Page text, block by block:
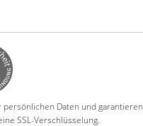
Daten und garantieren
SSL-Verschlüsselung.